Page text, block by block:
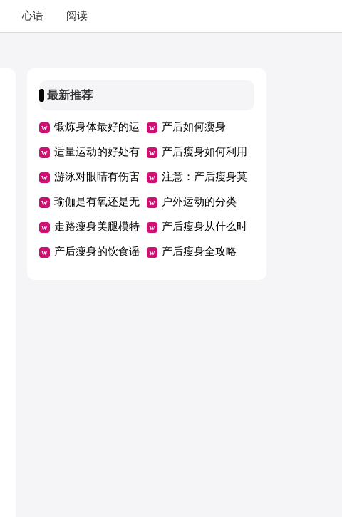
心语 阅读
最新推荐
锻炼身体最好的运
动方式
产后如何瘦身
适量运动的好处有
哪些
产后瘦身如何利用
经络减肥
游泳对眼睛有伤害
吗
注意：产后瘦身莫
忘健康
瑜伽是有氧还是无
氧运动
户外运动的分类
走路瘦身美腿模特
般的身材
产后瘦身从什么时
候开始 产后怎么
产后瘦身的饮食谣 产后瘦身全攻略